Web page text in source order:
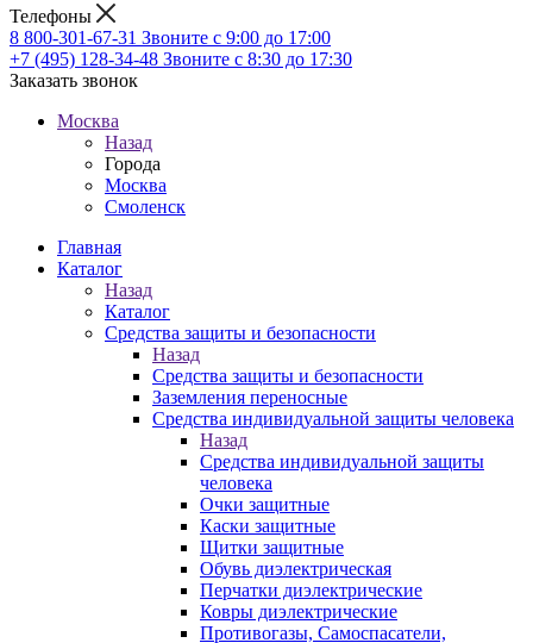
Телефоны
8 800-301-67-31 Звоните с 9:00 до 17:00
+7 (495) 128-34-48 Звоните с 8:30 до 17:30
Заказать звонок
Москва
Назад
Города
Москва
Смоленск
Главная
Каталог
Назад
Каталог
Средства защиты и безопасности
Назад
Средства защиты и безопасности
Заземления переносные
Средства индивидуальной защиты человека
Назад
Средства индивидуальной защиты
человека
Очки защитные
Каски защитные
Щитки защитные
Обувь диэлектрическая
Перчатки диэлектрические
Ковры диэлектрические
Противогазы, Самоспасатели,